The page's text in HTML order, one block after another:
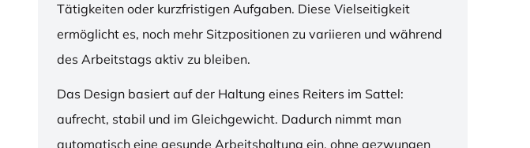
Tätigkeiten oder kurzfristigen Aufgaben. Diese Vielseitigkeit
ermöglicht es, noch mehr Sitzpositionen zu variieren und während
des Arbeitstags aktiv zu bleiben.
Das Design basiert auf der Haltung eines Reiters im Sattel:
aufrecht, stabil und im Gleichgewicht. Dadurch nimmt man
automatisch eine gesunde Arbeitshaltung ein, ohne gezwungen